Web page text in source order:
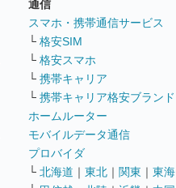
通信
スマホ・携帯通信サービス
└ 格安SIM
└ 格安スマホ
└ 携帯キャリア
└ 携帯キャリア格安ブランド
ホームルーター
モバイルデータ通信
プロバイダ
└ 北海道 ｜ 東北 ｜ 関東 ｜ 東海